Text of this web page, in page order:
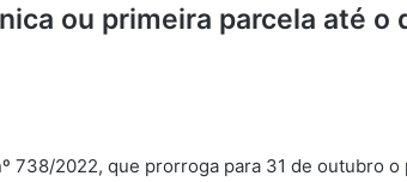
ou primeira parcela até o
738/2022, que prorroga para 31 de outubro o